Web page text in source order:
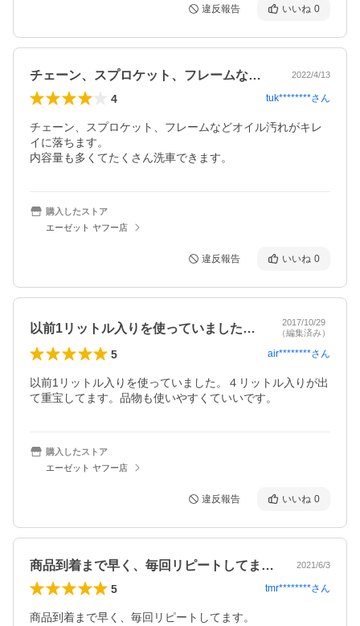
違反報告 いいね 0
チェーン、スプロケット、フレームなどオ… 2022/4/13
4 tuk********さん
チェーン、スプロケット、フレームなどオイル汚れがキレ
イに落ちます。
内容量も多くてたくさん洗車できます。
購入したストア
エーゼット ヤフー店
違反報告 いいね 0
以前1リットル入りを使っていました。４…
2017/10/29
（編集済み）
5 air********さん
以前1リットル入りを使っていました。４リットル入りが出
て重宝してます。品物も使いやすくていいです。
購入したストア
エーゼット ヤフー店
違反報告 いいね 0
商品到着まで早く、毎回リピートしてます… 2021/6/3
5 tmr********さん
商品到着まで早く、毎回リピートしてます。